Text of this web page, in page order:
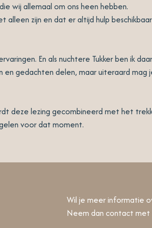
wij allemaal om ons heen hebben.
alleen zijn en dat er altijd hulp
En als nuchtere Tukker ben ik
en gedachten delen, maar uiteraard mag
deze lezing gecombineerd met het
voor dat moment.
Wil je meer informatie
Neem dan contact